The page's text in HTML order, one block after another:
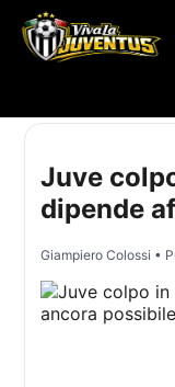
Juve
dipende
Giampiero Colossi •